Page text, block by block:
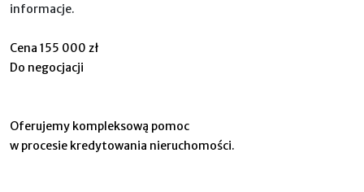
informacje.
Cena 155 000 zł
Do negocjacji
Oferujemy kompleksową pomoc
w procesie kredytowania nieruchomości.